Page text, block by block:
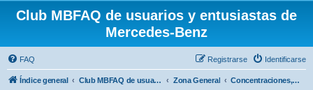
Club MBFAQ de usuarios y entusiastas de
Mercedes-Benz
FAQ Identificarse
Registrarse
Índice general Club MBFAQ de usuarios y entusiastas de Mercedes Benz Zona General Concentraciones, reuniones y eventos